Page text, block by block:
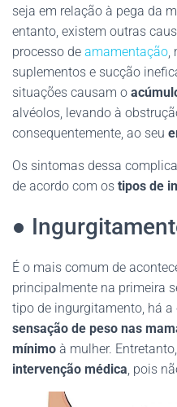
seja em relação à pega da
entanto, existem outras
processo de amamentação,
suplementos e sucção
situações causam o
alvéolos, levando à
consequentemente, ao seu
Os sintomas dessa
de acordo com os tipos de
●
É o mais comum de
principalmente na primeira
tipo de ingurgitamento, há a
sensação de peso nas
mínimo à mulher. Entretanto,
intervenção médica, pois